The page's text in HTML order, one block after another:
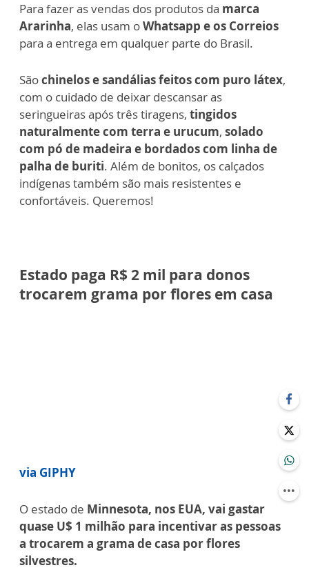
Para fazer as vendas dos produtos da marca
Ararinha, elas usam oWhatsapp e os Correios
para a entrega em qualquer parte do Brasil.
Sãochinelos e sandálias feitos com puro látex,
com o cuidado de deixar descansar as
seringueiras após três tiragens, tingidos
naturalmente com terra e urucum, solado
com pó de madeira e bordados com linha de
palha de buriti. Além de bonitos, os calçados
indígenas também são mais resistentes e
confortáveis. Queremos!
Estado paga R$ 2 mil para donos
trocarem grama por flores em casa
via GIPHY
O estado de Minnesota, nos EUA, vai gastar
quase U$ 1 milhão para incentivar as pessoas
a trocarem a grama de casa por flores
silvestres.